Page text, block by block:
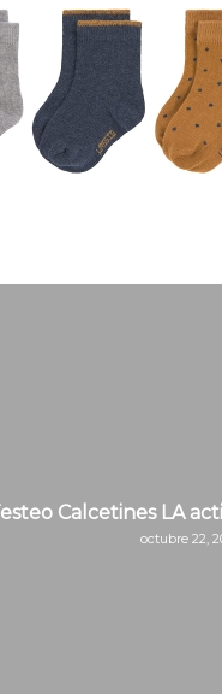
Calcetines LA
octubre 22,